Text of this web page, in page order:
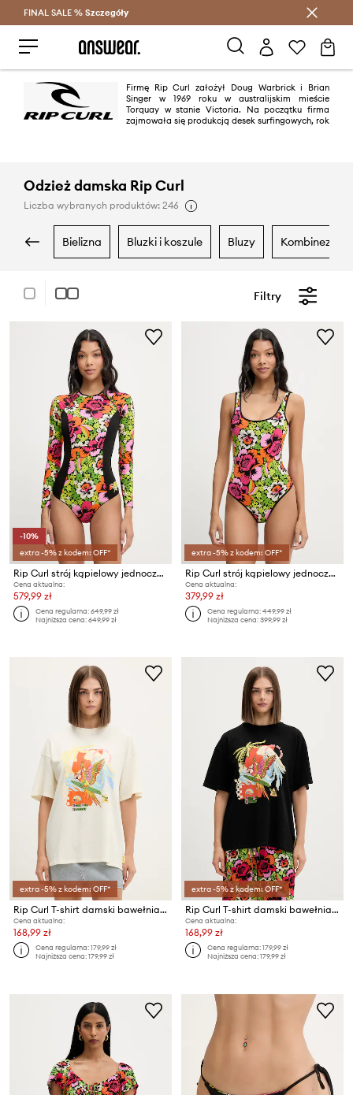
Oszczędzaj z Answear Club >
FINAL SALE % Szczegóły
Firmę Rip Curl założył Doug Warbrick i Brian
Singer w 1969 roku w australijskim mieście
Torquay w stanie Victoria. Na początku firma
zajmowała się produkcją desek surfingowych, rok
m.in. surfing, kitesurfing, wakeboarding oraz sportów zimowych: nart i
Odzież damska Rip Curl
Liczba wybranych produktów: 246
bielizna bluzki i koszule bluzy kombinezony
Filtry
-10%
extra -5% z kodem: OFF*
Rip Curl strój kąpielowy jednoczęściowy damski FARM RIO
Cena aktualna:
579,99 zł
Cena regularna:649,99 zł
Najniższa cena:649,99 zł
extra -5% z kodem: OFF*
Rip Curl strój kąpielowy jednoczęściowy dwustronny damski FARM RIO
Cena aktualna:
379,99 zł
Cena regularna:449,99 zł
Najniższa cena:399,99 zł
extra -5% z kodem: OFF*
Rip Curl T-shirt damski bawełniany FARM RIO
Cena aktualna:
168,99 zł
Cena regularna:179,99 zł
Najniższa cena:179,99 zł
extra -5% z kodem: OFF*
Rip Curl T-shirt damski bawełniany FARM RIO
Cena aktualna:
168,99 zł
Cena regularna:179,99 zł
Najniższa cena:179,99 zł